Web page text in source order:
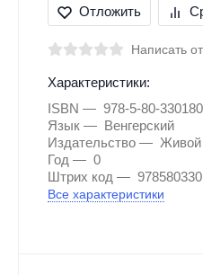
Отложить
Написать
Характеристики:
ISBN
978-5-80-
Язык
Венгерский
Издательство
Живой
Год
0
Штрих код
Все характеристики